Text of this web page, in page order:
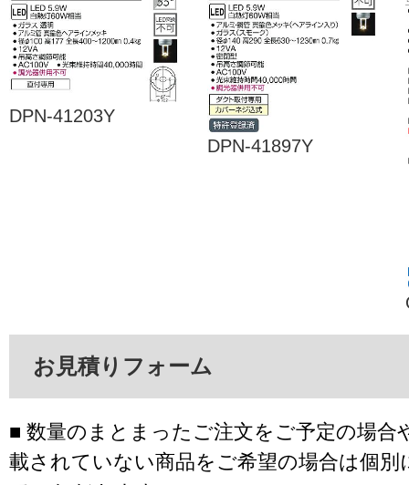
DPN-41203Y
DPN-41897Y
お見積りフォーム
■ 数量のまとまったご注文をご予定の場合
載されていない商品をご希望の場合は個別